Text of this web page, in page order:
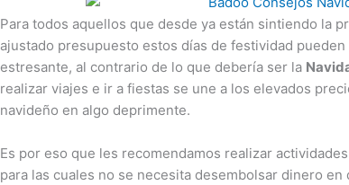
Para todos aquellos que desde ya están sintiendo la
ajustado presupuesto estos días de festividad
estresante, al contrario de lo que debería ser la
realizar viajes e ir a fiestas se une a los elevados
navideño en algo deprimente.
Es por eso que les recomendamos realizar
para las cuales no se necesita desembolsar dinero en